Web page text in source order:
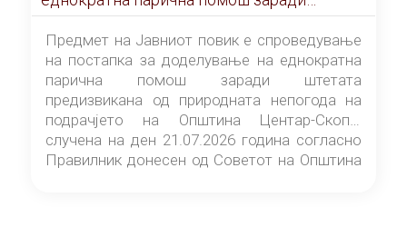
штетата предизвикана од природната
непогода на подрачјето на Општина
Центар-Скопје случена на ден 21.07.2026
година
Предмет на Јавниот повик е спроведување
на постапка за доделување на еднократна
парична помош заради штетата
предизвикана од природната непогода на
подрачјето на Општина Центар-Скопје
случена на ден 21.07.2026 година согласно
Правилник донесен од Советот на Општина